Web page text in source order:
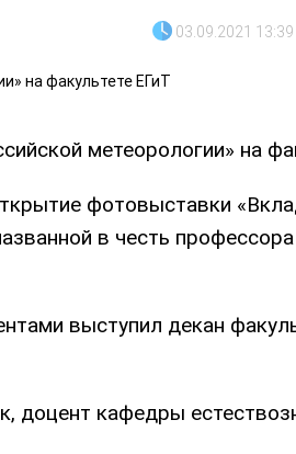
03.09.2021 13:39
метеорологии» на
фотовыставки
в честь
выступил декан
доцент кафедры